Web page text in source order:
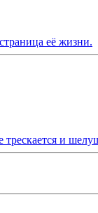
её жизни.
и